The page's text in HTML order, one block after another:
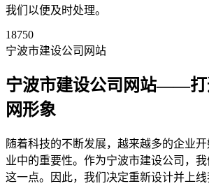
我们以便及时处理。
18750
宁波市建设公司网站
宁波市建设公司网站——打
网形象
随着科技的不断发展，越来越多的企业
业中的重要性。作为宁波市建设公司，
这一点。因此，我们决定重新设计并上线